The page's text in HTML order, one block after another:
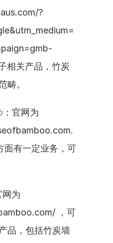
?
相关产品，竹炭
畴。
：官网为
面有一定业务，可
网为
，可
品，包括竹炭墙